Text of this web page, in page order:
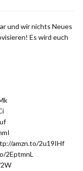
und wir nichts Neues
Es wird euch
amzn.to/2u19IHf
2EptmnL